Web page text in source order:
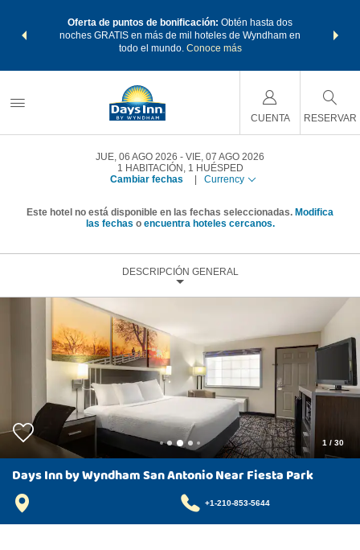
Oferta de puntos de bonificación:Obtén hasta dos
noches GRATIS en más de mil hoteles de Wyndham en
todo el mundo. Conoce más
de viaje
CUENTA RESERVAR
JUE, 06 AGO 2026
VIE, 07 AGO 2026
1 HABITACIÓN , 1 HUÉSPED
Cambiar fechas
Currency
Este hotel no está disponible en las fechas seleccionadas. Modifica
las fechas o encuentra hoteles cercanos.
DESCRIPCIÓN GENERAL
1 / 30
Days Inn by Wyndham San Antonio Near Fiesta Park
+1-210-853-5644